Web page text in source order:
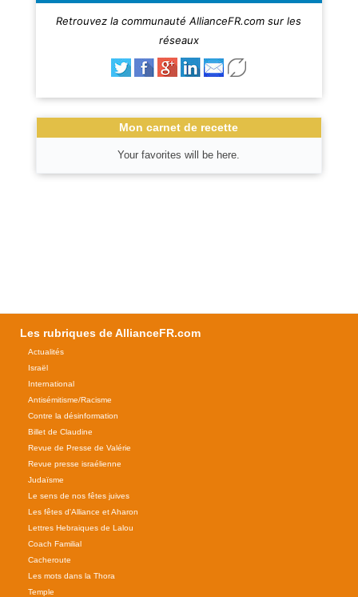
Retrouvez la communauté AllianceFR.com sur les
réseaux
Mon carnet de recette
Your favorites will be here.
Les rubriques de AllianceFR.com
Actualités
Israël
International
Antisémitisme/Racisme
Contre la désinformation
Billet de Claudine
Revue de Presse de Valérie
Revue presse israélienne
Judaïsme
Le sens de nos fêtes juives
Les fêtes d'Alliance et Aharon
Lettres Hebraiques de Lalou
Coach Familial
Cacheroute
Les mots dans la Thora
Temple